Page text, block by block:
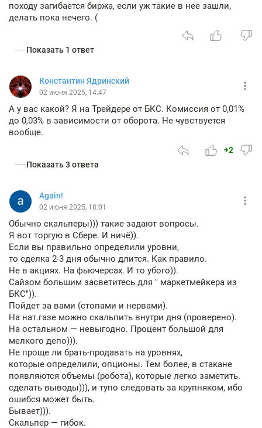
походу загибается биржа, если уж такие в нее зашли,
делать пока нечего. (
Показать 1 ответ
Константин Ядринский
02 июня 2025, 14:47
А у вас какой? Я на Трейдере от БКС. Комиссия от 0,01%
до 0,03% в зависимости от оборота. Не чувствуется
вообще.
+2
Показать 3 ответа
Again!
02 июня 2025, 18:01
Обычно скальперы))) такие задают вопросы.
Я вот торгую в Сбере. И ничё)).
Если вы правильно определили уровни,
то сделка 2-3 дня обычно длится. Как правило.
Не в акциях. На фьючерсах. И то убого)).
Сайзом большим засветитесь для " маркетмейкера из
БКС")).
Пойдет за вами (стопами и нервами).
На нат.газе можно скальпить внутри дня (проверено).
На остальном — невыгодно. Процент большой для
мелкого депо))).
Не проще ли брать-продавать на уровнях,
которые определили, опционы. Тем более, в стакане
появляются объемы (робота), которые легко заметить.
сделать выводы))), и тупо следовать за крупняком, ибо
ошибся может быть.
Бывает))).
Скальпер — гибок.